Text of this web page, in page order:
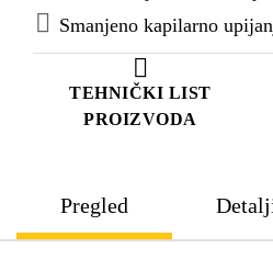
TEHNIČKI LIST
PROIZVODA
Smanjeno kapilarno
Pregled